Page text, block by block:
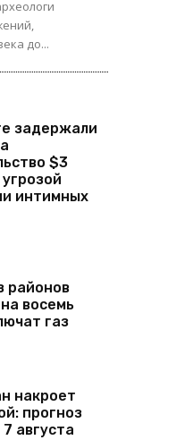
до...
задержали
$3
интимных
районов
восемь
газ
накроет
прогноз
августа